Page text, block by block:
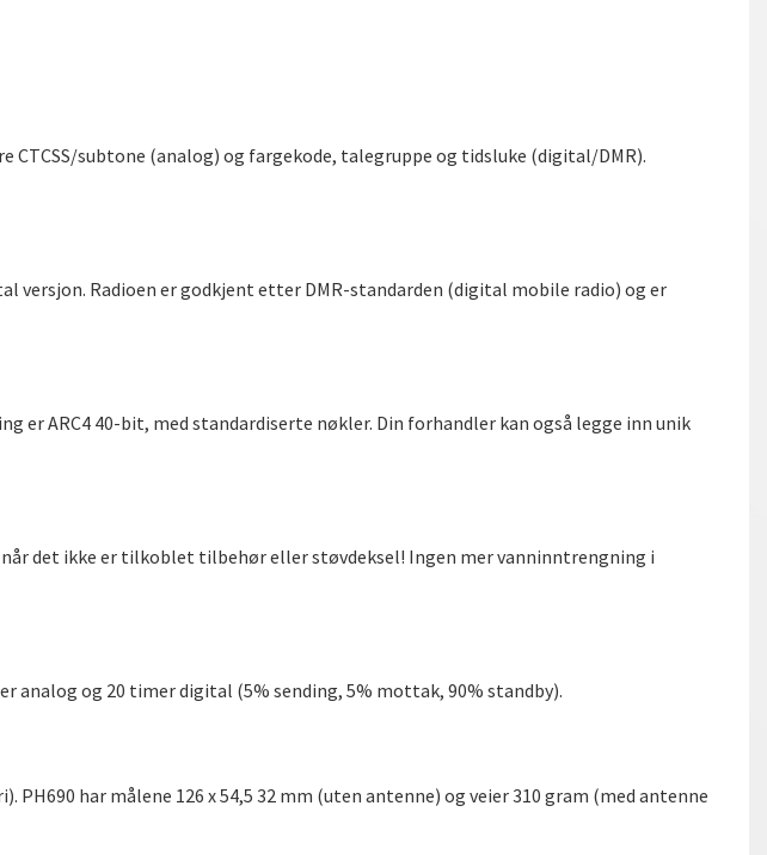
subtone (analog) og fargekode, talegruppe og tidsluke (digital/DMR).
versjon. Radioen er godkjent etter DMR-standarden (digital mobile radio) og er
er ARC4 40-bit, med standardiserte nøkler. Din forhandler kan også legge inn unik
det ikke er tilkoblet tilbehør eller støvdeksel! Ingen mer vanninntrengning i
analog og 20 timer digital (5% sending, 5% mottak, 90% standby).
har målene 126 x 54,5 32 mm (uten antenne) og veier 310 gram (med antenne